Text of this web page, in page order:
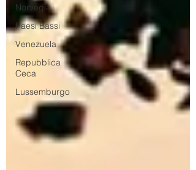
Norvegia
Paesi Bassi
Venezuela
Repubblica
Ceca
Lussemburgo